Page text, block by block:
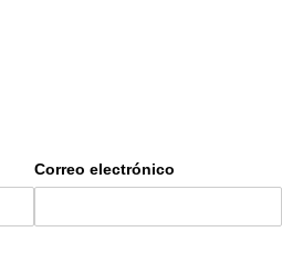
Correo electrónico